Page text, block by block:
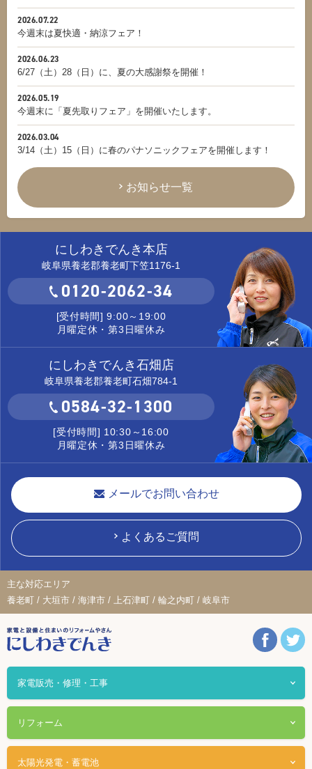
2026.07.22
今週末は夏快適・納涼フェア！
2026.06.23
6/27（土）28（日）に、夏の大感謝祭を開催！
2026.05.19
今週末に「夏先取りフェア」を開催いたします。
2026.03.04
3/14（土）15（日）に春のパナソニックフェアを開催します！
お知らせ一覧
にしわきでんき本店
岐阜県養老郡養老町下笠1176-1
0120-2062-34
[受付時間] 9:00～19:00
月曜定休・第3日曜休み
にしわきでんき石畑店
岐阜県養老郡養老町石畑784-1
0584-32-1300
[受付時間] 10:30～16:00
月曜定休・第3日曜休み
メールでお問い合わせ
よくあるご質問
主な対応エリア
養老町 / 大垣市 / 海津市 / 上石津町 / 輪之内町 / 岐阜市
家電販売・修理・工事
リフォーム
太陽光発電・蓄電池